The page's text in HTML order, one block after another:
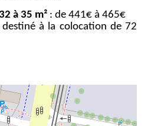
à 35 m² : de 441€ à 465€
destiné à la colocation de 72